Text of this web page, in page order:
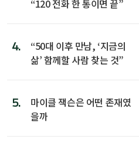
“120 전화 한 통이면 끝”
4.
“50대 이후 만남, ‘지금의
삶’ 함께할 사람 찾는 것”
5.
마이클 잭슨은 어떤 존재였
을까